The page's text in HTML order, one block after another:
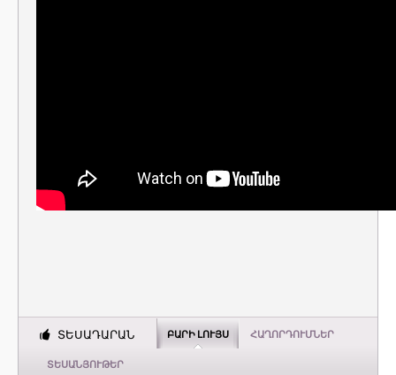
ՏԵՍԱԴԱՐԱՆ ԲԱՐԻ ԼՈՒՅՍ ՀԱՂՈՐԴՈՒՄՆԵՐ
ՏԵՍԱՆՅՈՒԹԵՐ